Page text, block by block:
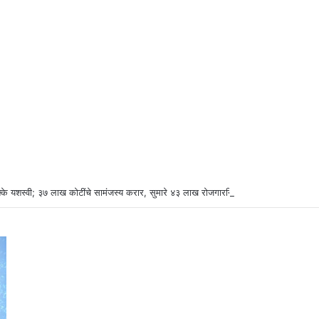
यशस्वी; ३७ लाख कोटींचे सामंजस्य करार, सुमारे ४३ लाख रोजगारनिर्मिती – उद्योगमंत्री डॉ.